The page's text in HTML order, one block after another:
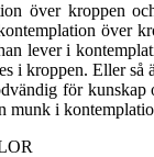
över kroppen
över
lever i
i kroppen. Eller
för
munk i